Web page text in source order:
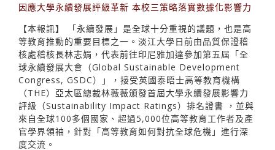
因應大學永續發展評級革新 本校三策略落實數據化影響力
【本報訊】 「永續發展」是全球十分重視的議題，也是高
等教育推動的重要目標之一。淡江大學日前由品質保證稽
核處稽核長林志娟，代表前往印尼雅加達參加第五屆「全
球永續發展大會（Global Sustainable Development
Congress, GSDC）」，接受英國泰晤士高等教育機構
（THE）亞太區總裁林薇薇頒發首屆大學永續發展影響力
評級（Sustainability Impact Ratings）排名證書 ，並與
來自全球100多個國家、超過5,000位高等教育工作者及產
官學界領袖，針對「高等教育如何對抗全球危機」進行深
度交流。